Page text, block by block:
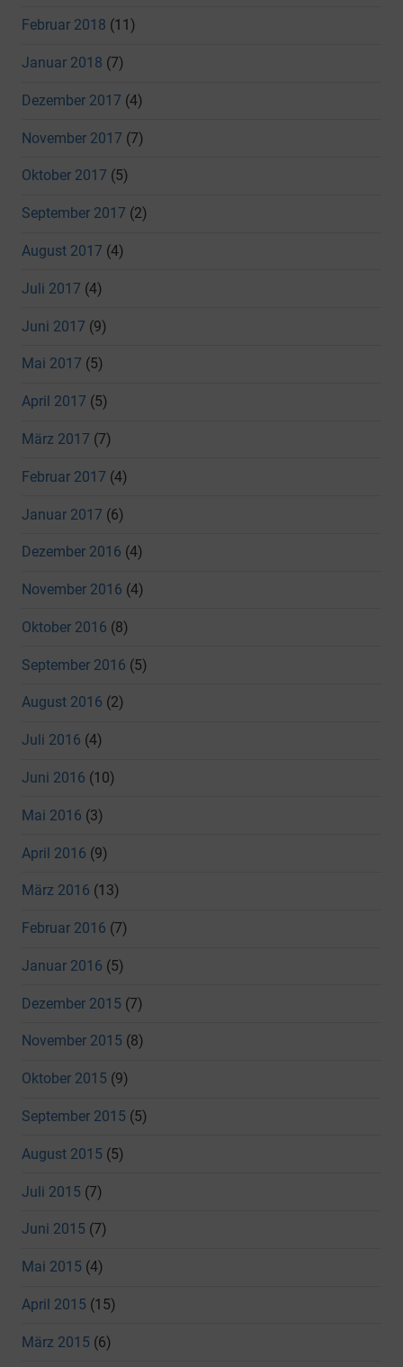
Februar 2018 (11)
Januar 2018 (7)
Dezember 2017 (4)
November 2017 (7)
Oktober 2017 (5)
September 2017 (2)
August 2017 (4)
Juli 2017 (4)
Juni 2017 (9)
Mai 2017 (5)
April 2017 (5)
März 2017 (7)
Februar 2017 (4)
Januar 2017 (6)
Dezember 2016 (4)
November 2016 (4)
Oktober 2016 (8)
September 2016 (5)
August 2016 (2)
Juli 2016 (4)
Juni 2016 (10)
Mai 2016 (3)
April 2016 (9)
März 2016 (13)
Februar 2016 (7)
Januar 2016 (5)
Dezember 2015 (7)
November 2015 (8)
Oktober 2015 (9)
September 2015 (5)
August 2015 (5)
Juli 2015 (7)
Juni 2015 (7)
Mai 2015 (4)
April 2015 (15)
März 2015 (6)